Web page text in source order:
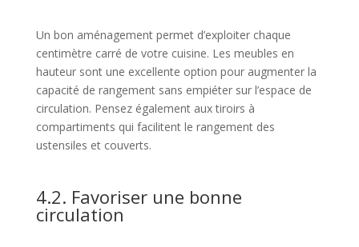
Un bon aménagement permet d’exploiter chaque
centimètre carré de votre cuisine. Les meubles en
hauteur sont une excellente option pour augmenter la
capacité de rangement sans empiéter sur l’espace de
circulation. Pensez également aux tiroirs à
compartiments qui facilitent le rangement des
ustensiles et couverts.
4.2. Favoriser une bonne
circulation